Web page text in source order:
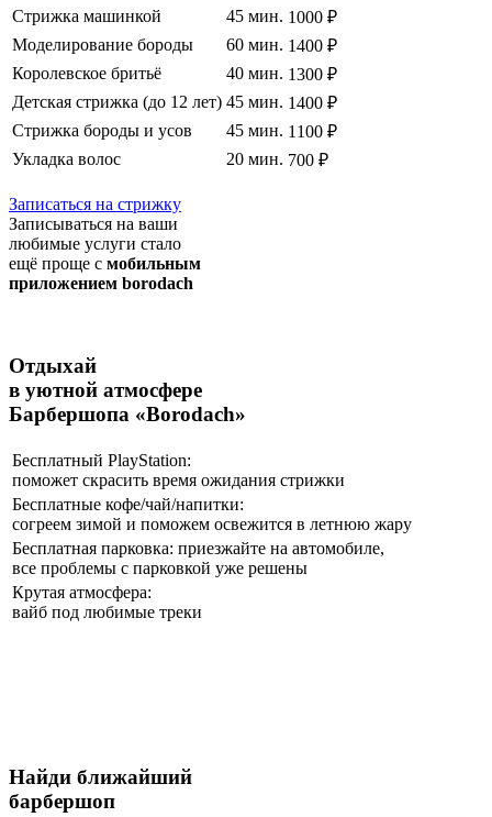
Стрижка машинкой
45 мин. 1000 ₽
Моделирование бороды
60 мин. 1400 ₽
Королевское бритьё
40 мин. 1300 ₽
Детская стрижка (до 12 лет) 45 мин. 1400 ₽
Стрижка бороды и усов
45 мин. 1100 ₽
Укладка волос
20 мин. 700 ₽
Записаться на стрижку
Записываться на ваши
любимые услуги стало
ещё проще с мобильным
приложением borodach
Отдыхай
в уютной атмосфере
Барбершопа «Borodach»
Бесплатный PlayStation:
поможет скрасить время ожидания стрижки
Бесплатные кофе/чай/напитки:
согреем зимой и поможем освежится в летнюю жару
Бесплатная парковка: приезжайте на автомобиле,
все проблемы с парковкой уже решены
Крутая атмосфера:
вайб под любимые треки
Найди ближайший
барбершоп